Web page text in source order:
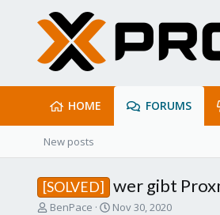
HOME FORUMS
New posts
[SOLVED] wer gibt
T
BenPace
S
Nov 30, 2020